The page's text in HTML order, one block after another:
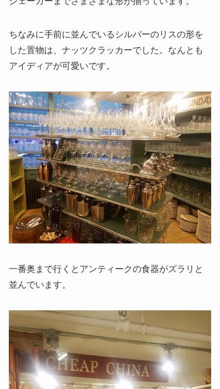
ちなみに手前に並んでいるシルバーのリスの形を
した置物は、ナッツクラッカーでした。なんとも
アイディアが可愛いです。
一番奥まで行くとアンティークの食器がズラリと
並んでいます。